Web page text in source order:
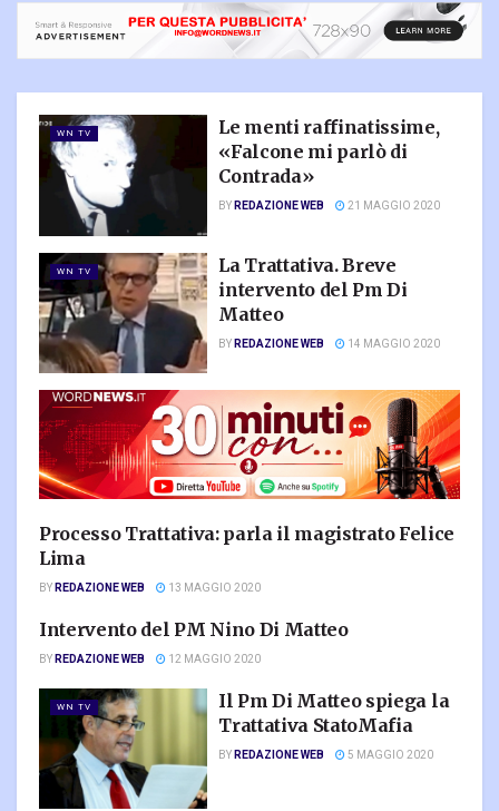
WN TV
Le menti raffinatissime,
«Falcone mi parlò di
Contrada»
BYREDAZIONE WEB 21 MAGGIO 2020
WN TV
La Trattativa. Breve
intervento del Pm Di
Matteo
BYREDAZIONE WEB 14 MAGGIO 2020
WN TV
Processo Trattativa: parla il magistrato Felice
Lima
BYREDAZIONE WEB 13 MAGGIO 2020
WN TV
Intervento del PM Nino Di Matteo
BYREDAZIONE WEB 12 MAGGIO 2020
WN TV
Il Pm Di Matteo spiega la
Trattativa StatoMafia
BYREDAZIONE WEB 5 MAGGIO 2020